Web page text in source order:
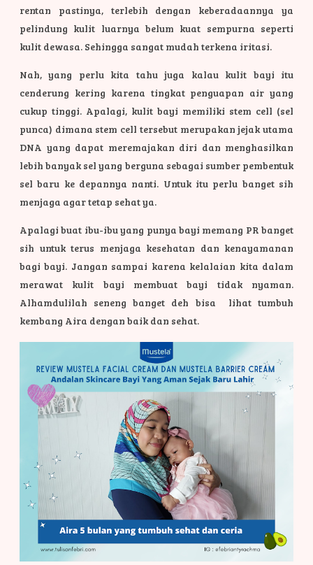
rentan pastinya, terlebih dengan keberadaannya ya
pelindung kulit luarnya belum kuat sempurna seperti
kulit dewasa. Sehingga sangat mudah terkena iritasi.
Nah, yang perlu kita tahu juga kalau kulit bayi itu
cenderung kering karena tingkat penguapan air yang
cukup tinggi. Apalagi, kulit bayi memiliki stem cell (sel
punca) dimana stem cell tersebut merupakan jejak utama
DNA yang dapat meremajakan diri dan menghasilkan
lebih banyak sel yang berguna sebagai sumber pembentuk
sel baru ke depannya nanti. Untuk itu perlu banget sih
menjaga agar tetap sehat ya.
Apalagi buat ibu-ibu yang punya bayi memang PR banget
sih untuk terus menjaga kesehatan dan kenayamanan
bagi bayi. Jangan sampai karena kelalaian kita dalam
merawat kulit bayi membuat bayi tidak nyaman.
Alhamdulilah seneng banget deh bisa lihat tumbuh
kembang Aira dengan baik dan sehat.